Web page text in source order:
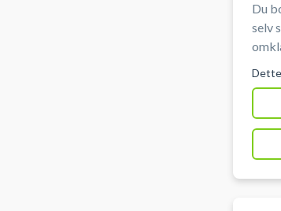
Du
selv
omklædning. Hvis du